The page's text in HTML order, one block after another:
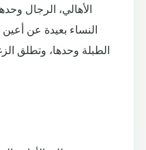
الأهالي، الرجال
النساء بعيدة عن
الطبلة وحدها، وتطلق